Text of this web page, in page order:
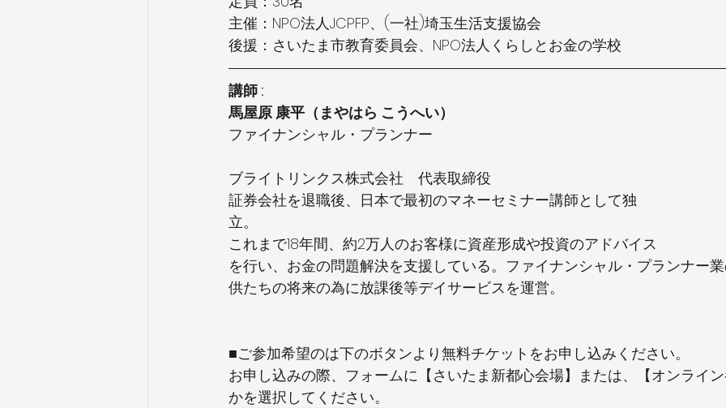
主催：NPO法人JCPFP、(一社)埼玉生活支援協会
後援：さいたま市教育委員会、NPO法人くらしとお金の学校
講師 :
馬屋原 康平（まやはら こうへい）
ファイナンシャル・プランナー
ブライトリンクス株式会社　代表取締役
証券会社を退職後、日本で最初のマネーセミナー講師として独
立。
これまで18年間、約2万人のお客様に資産形成や投資のアドバイス
を行い、お金の問題解決を支援している。ファイナンシャル・プランナー
供たちの将来の為に放課後等デイサービスを運営。
■ご参加希望のは下のボタンより無料チケットをお申し込みください。
お申し込みの際、フォームに【さいたま新都心会場】または、【オンライ
かを選択してください。